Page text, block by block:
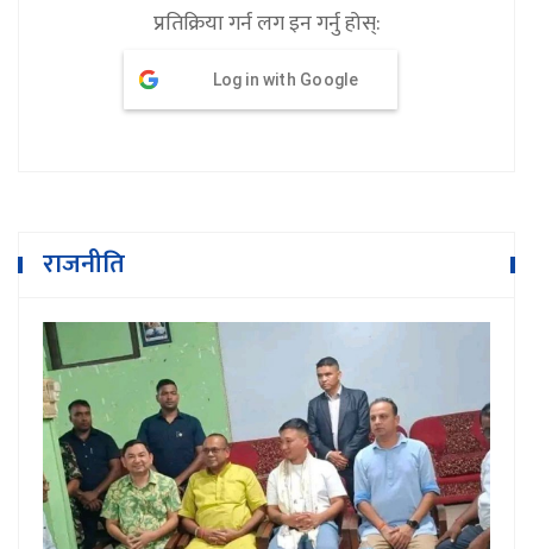
प्रतिक्रिया गर्न लग इन गर्नु होस्:
Log in with Google
राजनीति